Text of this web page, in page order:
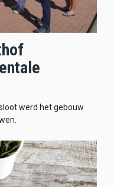
werd het gebouw